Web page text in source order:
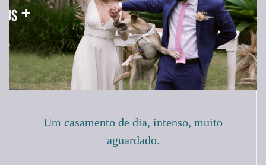
Um casamento de dia, intenso, muito
aguardado.